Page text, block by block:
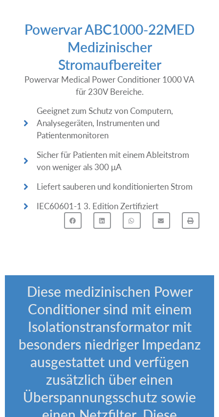
Powervar ABC1000-22MED
Medizinischer
Stromaufbereiter
Powervar Medical Power Conditioner 1000 VA
für 230V Bereiche.
Geeignet zum Schutz von Computern,
Analysegeräten, Instrumenten und
Patientenmonitoren
Sicher für Patienten mit einem Ableitstrom
von weniger als 300 μA
Liefert sauberen und konditionierten Strom
IEC60601-1 3. Edition Zertifiziert
Diese medizinischen Power
Conditioner sind mit einem
Isolationstransformator mit
besonders niedriger Impedanz
ausgestattet und verfügen
zusätzlich über einen
Überspannungsschutz sowie